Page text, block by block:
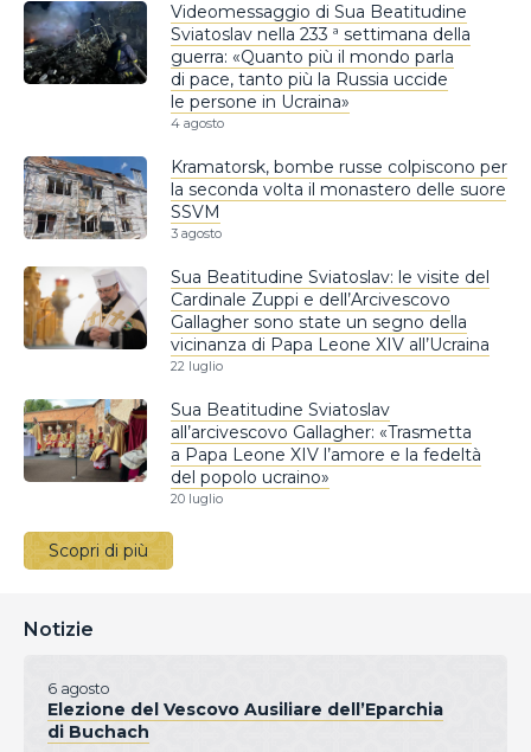
Videomessaggio di Sua Beatitudine
Sviatoslav nella 233 ª settimana della
guerra: «Quanto più il mondo parla
di pace, tanto più la Russia uccide
le persone in Ucraina»
4 agosto
Kramatorsk, bombe russe colpiscono per
la seconda volta il monastero delle suore
SSVM
3 agosto
Sua Beatitudine Sviatoslav: le visite del
Cardinale Zuppi e dell’Arcivescovo
Gallagher sono state un segno della
vicinanza di Papa Leone XIV all’Ucraina
22 luglio
Sua Beatitudine Sviatoslav
all’arcivescovo Gallagher: «Trasmetta
a Papa Leone XIV l’amore e la fedeltà
del popolo ucraino»
20 luglio
Scopri di più
Notizie
6 agosto
Elezione del Vescovo Ausiliare dell’Eparchia
di Buchach